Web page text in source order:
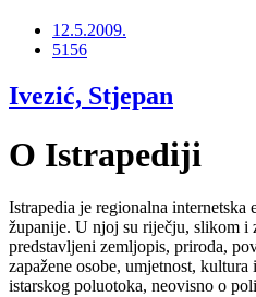
12.5.2009.
5156
Ivezić, Stjepan
O Istrapediji
Istrapedia je regionalna
županije. U njoj su riječju, slikom i
predstavljeni zemljopis, priroda,
zapažene osobe, umjetnost,
istarskog poluotoka, neovisno o